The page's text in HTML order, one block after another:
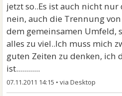
jetzt so..Es ist auch nicht
nein, auch die Trennung
dem gemeinsamen Umfeld,
alles zu viel..Ich muss mich
guten Zeiten zu denken, ich
ist............
07.11.2011 14:15 •